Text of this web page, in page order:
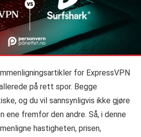
for ExpressVPN
på rett spor. Begge
og du vil sannsynligvis ikke gjøre
ene fremfor den andre. Så, i denne
hastigheten, prisen,